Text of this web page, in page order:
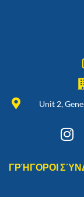
Unit 2,
ΓΡΉΓΟΡΟΙ